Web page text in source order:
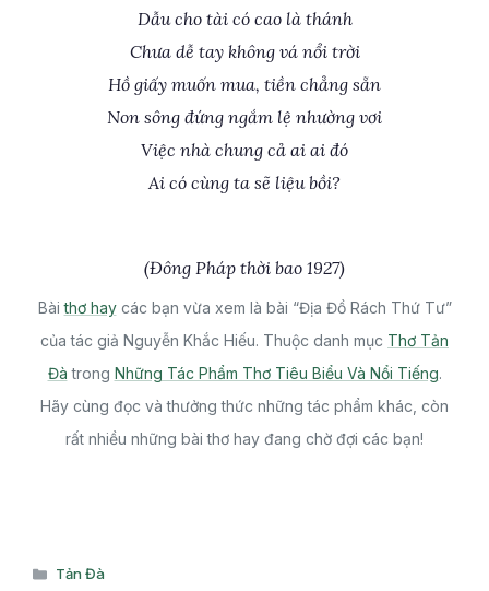
Dẫu cho tài có cao là thánh
Chưa dễ tay không vá nổi trời
Hồ giấy muốn mua, tiền chẳng sẵn
Non sông đứng ngắm lệ nhường vơi
Việc nhà chung cả ai ai đó
Ai có cùng ta sẽ liệu bồi?
(Đông Pháp thời bao 1927)
Bàithơ haycác bạn vừa xem là bài “Địa Đồ Rách Thứ Tư”
của tác giả Nguyễn Khắc Hiếu. Thuộc danh mục Thơ Tản
Đà trong Những Tác Phẩm Thơ Tiêu Biểu Và Nổi Tiếng.
Hãy cùng đọc và thưởng thức những tác phẩm khác, còn
rất nhiều những bài thơ hay đang chờ đợi các bạn!
Danh
Tản Đà